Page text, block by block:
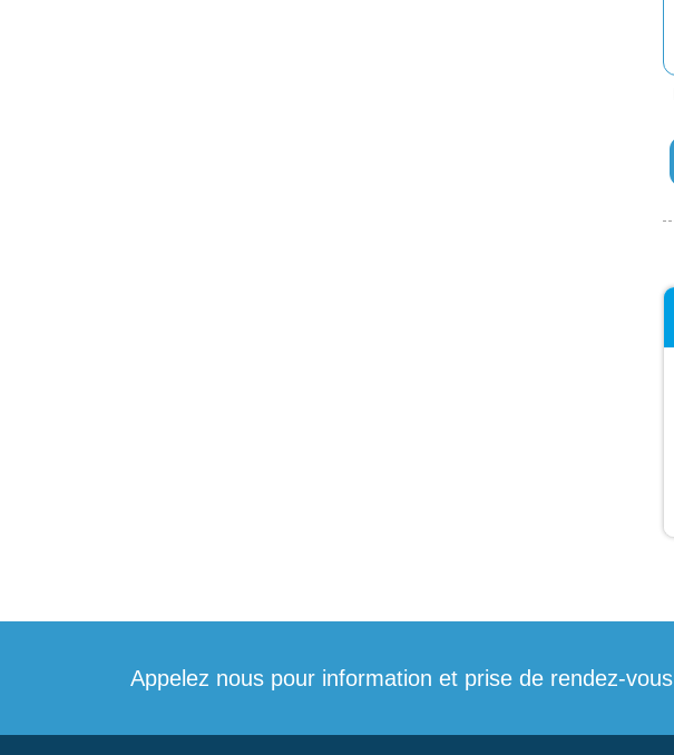
Appelez nous pour information et prise de rendez-vous